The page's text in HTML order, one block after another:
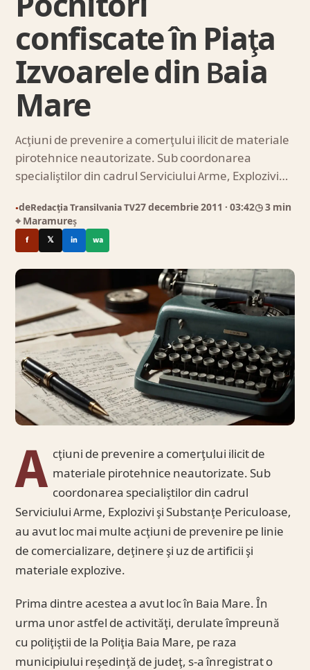
confiscate în Piaţa
Izvoarele din Baia
Mare
Acţiuni de prevenire a comerţului ilicit de materiale
pirotehnice neautorizate. Sub coordonarea
specialiştilor din cadrul Serviciului Arme, Explozivi…
●deRedacția Transilvania TV27 decembrie 2011 · 03:42◷ 3 min
⌖ Maramureș
f 𝕏 in wa
A cţiuni de prevenire a comerţului ilicit de
materiale pirotehnice neautorizate. Sub
coordonarea specialiştilor din cadrul
Serviciului Arme, Explozivi şi Substanţe Periculoase,
au avut loc mai multe acţiuni de prevenire pe linie
de comercializare, deţinere şi uz de artificii şi
materiale explozive.
Prima dintre acestea a avut loc în Baia Mare. În
urma unor astfel de activităţi, derulate împreună
cu poliţiştii de la Poliţia Baia Mare, pe raza
municipiului reşedinţă de judeţ, s-a înregistrat o